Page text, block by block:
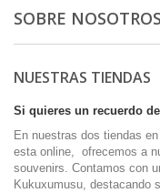
SOBRE NOSOTROS
NUESTRAS TIENDAS
Si quieres un recuerdo
En nuestras dos tiendas
esta online, ofrecemos a
souvenirs. Contamos con
Kukuxumusu, destacando